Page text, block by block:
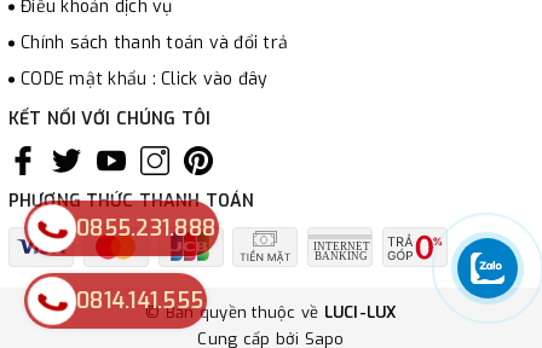
Điều khoản dịch vụ
Chính sách thanh toán và đổi trả
CODE mật khẩu : Click vào đây
KẾT NỐI VỚI CHÚNG TÔI
PHƯƠNG THỨC THANH TOÁN
© Bản quyền thuộc về LUCI-LUX
Cung cấp bởi Sapo
0814.141.555
0855.231.888